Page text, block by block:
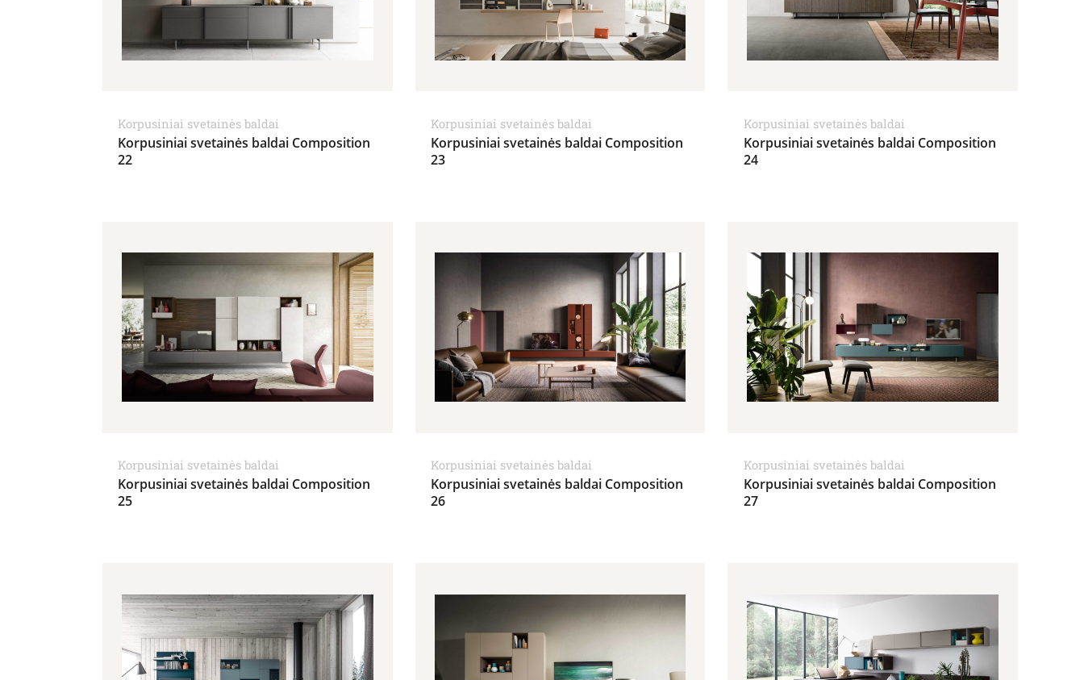
Korpusiniai svetainės baldai
Korpusiniai svetainės baldai Composition
22
Korpusiniai svetainės baldai
Korpusiniai svetainės baldai Composition
23
Korpusiniai svetainės baldai
Korpusiniai svetainės baldai Composition
24
Korpusiniai svetainės baldai
Korpusiniai svetainės baldai Composition
25
Korpusiniai svetainės baldai
Korpusiniai svetainės baldai Composition
26
Korpusiniai svetainės baldai
Korpusiniai svetainės baldai Composition
27